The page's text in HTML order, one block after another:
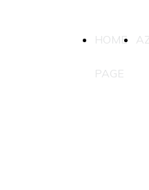
HOME
PAGE